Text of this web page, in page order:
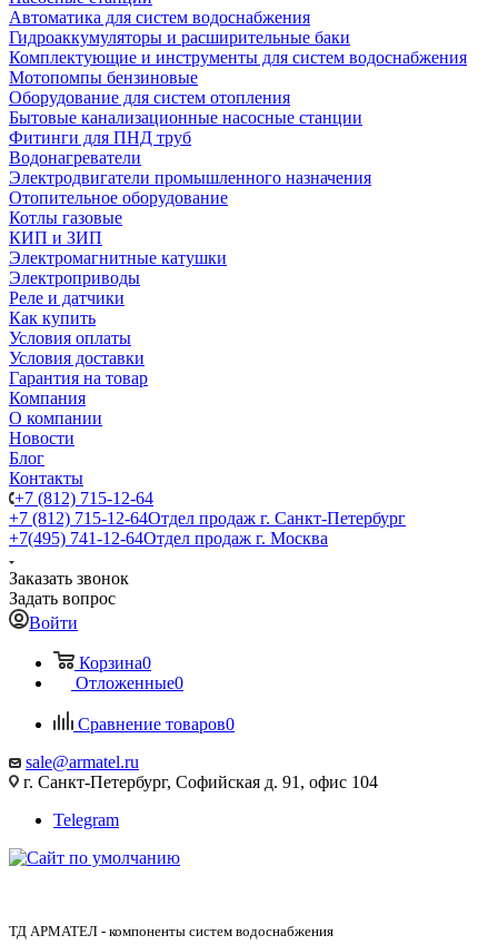
Автоматика для систем водоснабжения
Гидроаккумуляторы и расширительные баки
Комплектующие и инструменты для систем водоснабжения
Мотопомпы бензиновые
Оборудование для систем отопления
Бытовые канализационные насосные станции
Фитинги для ПНД труб
Водонагреватели
Электродвигатели промышленного назначения
Отопительное оборудование
Котлы газовые
КИП и ЗИП
Электромагнитные катушки
Электроприводы
Реле и датчики
Как купить
Условия оплаты
Условия доставки
Гарантия на товар
Компания
О компании
Новости
Блог
Контакты
+7 (812) 715-12-64
+7 (812) 715-12-64Отдел продаж г. Санкт-Петербург
+7(495) 741-12-64Отдел продаж г. Москва
Заказать звонок
Задать вопрос
Войти
Корзина0
Отложенные0
Сравнение товаров0
sale@armatel.ru
г. Санкт-Петербург, Софийская д. 91, офис 104
Telegram
ТД АРМАТЕЛ - компоненты систем водоснабжения